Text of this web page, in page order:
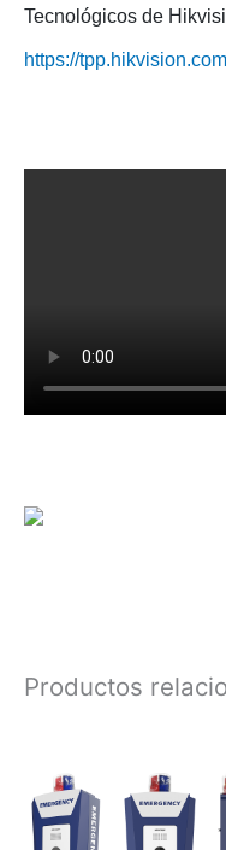
Tecnológicos de
https://
Productos